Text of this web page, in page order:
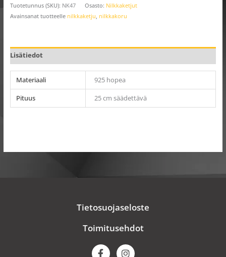
Tuotetunnus (SKU): NK47 Osasto: Nilkkaketjut
Avainsanat tuotteelle nilkkaketju nilkkakoru
Lisätiedot
Materiaali
925 hopea
Pituus
25 cm säädettävä
Tietosuojaseloste
Toimitusehdot
F I